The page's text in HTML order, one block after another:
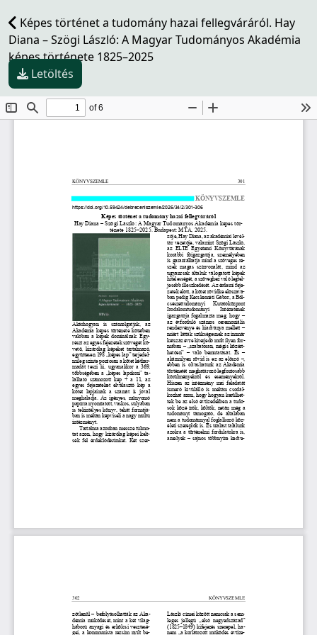
Képes történet a tudomány hazai fellegváráról. Hay
Diana – Szögi László: A Magyar Tudományos Akadémia
képes története 1825–2025
Letöltés